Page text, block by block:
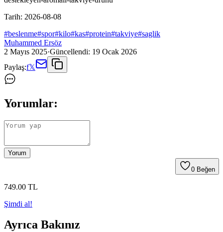
Tarih: 2026-08-08
#beslenme#spor#kilo#kas#protein#takviye#saglik
Muhammed Ersöz
2 Mayıs 2025·Güncellendi: 19 Ocak 2026
Paylaş:f𝕏
Yorumlar:
Yorum
0 Beğen
749.00 TL
Şimdi al!
Ayrıca Bakınız